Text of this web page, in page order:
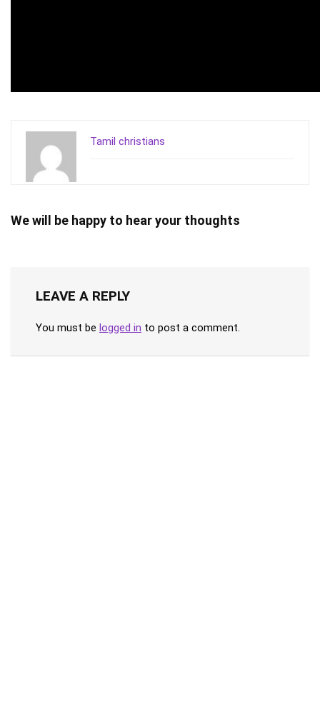
Tamil christians
We will be happy to hear your thoughts
LEAVE A REPLY
You must be logged in to post a comment.